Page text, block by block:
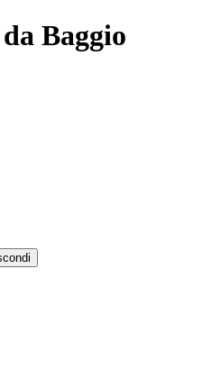
Baggio